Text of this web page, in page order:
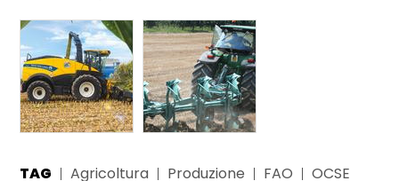
TAG Agricoltura Produzione FAO OCSE